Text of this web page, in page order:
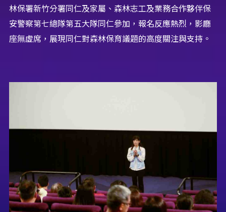
林保署新竹分署同仁及家屬、森林志工及業務合作夥伴保
安警察第七總隊第五大隊同仁參加，報名反應熱烈，影廳
座無虛席，展現同仁對森林保育議題的高度關注與支持。